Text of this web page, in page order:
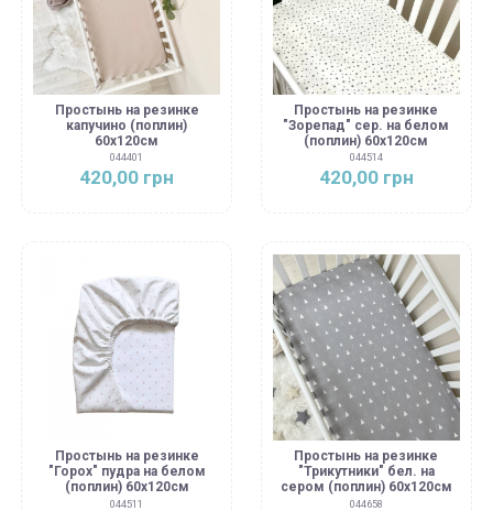
Простынь на резинке
капучино (поплин)
60х120см
044401
420,00 грн
Простынь на резинке
"Зорепад" сер. на белом
(поплин) 60х120см
044514
420,00 грн
Простынь на резинке
"Горох" пудра на белом
(поплин) 60х120см
044511
Простынь на резинке
"Трикутники" бел. на
сером (поплин) 60х120см
044658